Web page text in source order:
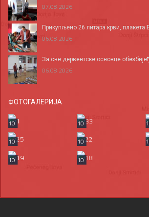
07.08.2026
Прикупљено 26 литара крви, плакета
06.08.2026
За све дервентске основце
06.08.2026
ФОТОГАЛЕРИЈА
10 10
10
10
10
10